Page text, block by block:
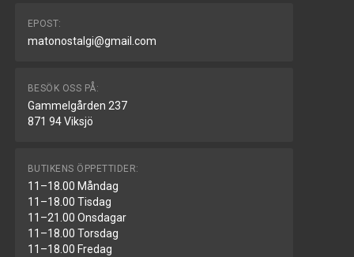
EPOST:
matonostalgi@gmail.com
BESÖK OSS PÅ:
Gammelgården 237
871 94 Viksjö
BUTIKENS ÖPPETTIDER:
11–18.00 Måndag
11–18.00 Tisdag
11–21.00 Onsdagar
11–18.00 Torsdag
11–18.00 Fredag